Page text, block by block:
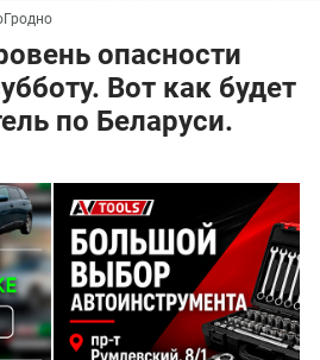
опасности
Вот как будет
по Беларуси.